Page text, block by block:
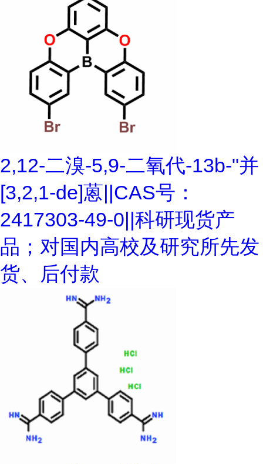
2,12-二溴-5,9-二氧代-13b-"并
[3,2,1-de]蒽||CAS号：
2417303-49-0||科研现货产
品；对国内高校及研究所先发
货、后付款